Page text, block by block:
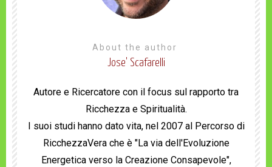
About the author
Jose' Scafarelli
Autore e Ricercatore con il focus sul rapporto tra
Ricchezza e Spiritualità.
I suoi studi hanno dato vita, nel 2007 al Percorso di
RicchezzaVera che è "La via dell'Evoluzione
Energetica verso la Creazione Consapevole",